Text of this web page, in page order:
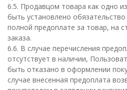
6.5. Продавцом товара как одно
быть установлено
полной предоплате за товар, на
заказа.
6.6. В случае перечисления
отсутствует в наличии,
быть отказано в оформлении
случае внесенная предоплата